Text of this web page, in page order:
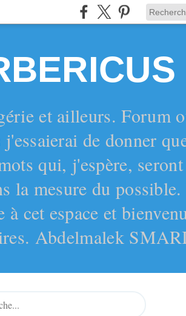
et ailleurs. Forum
de donner
qui, j'espère,
la mesure du
cet espace et
Abdelmalek